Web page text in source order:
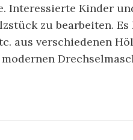
Interessierte Kinder
zu bearbeiten.
aus verschiedenen